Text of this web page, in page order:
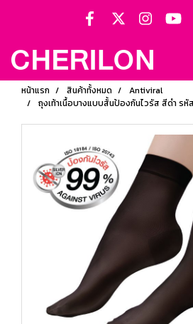
หน้าแรก สินค้าทั้งหมด
Antiviral
ถุงเท้าเนื้อบางแบบสั้นป้องกันไวรัส สีดำ รหั